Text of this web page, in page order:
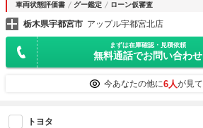
車両状態評価書 グー鑑定 ローン仮審査
栃木県宇都宮市 アップル宇都宮北店
まずは在庫確認・見積依頼
無料通話でお問い合わせ
今あなたの他に6人が見
トヨタ